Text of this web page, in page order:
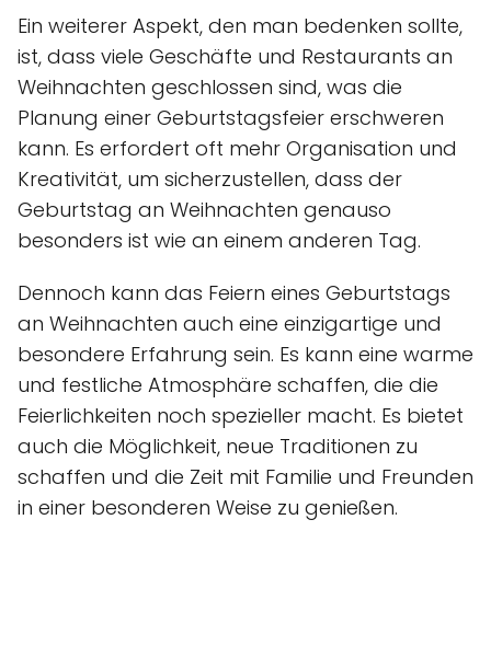
Ein weiterer Aspekt, den man bedenken sollte,
ist, dass viele Geschäfte und Restaurants an
Weihnachten geschlossen sind, was die
Planung einer Geburtstagsfeier erschweren
kann. Es erfordert oft mehr Organisation und
Kreativität, um sicherzustellen, dass der
Geburtstag an Weihnachten genauso
besonders ist wie an einem anderen Tag.
Dennoch kann das Feiern eines Geburtstags
an Weihnachten auch eine einzigartige und
besondere Erfahrung sein. Es kann eine warme
und festliche Atmosphäre schaffen, die die
Feierlichkeiten noch spezieller macht. Es bietet
auch die Möglichkeit, neue Traditionen zu
schaffen und die Zeit mit Familie und Freunden
in einer besonderen Weise zu genießen.